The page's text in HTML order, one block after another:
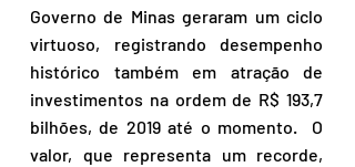
Governo de Minas geraram um ciclo
virtuoso, registrando desempenho
histórico também em atração de
investimentos na ordem de R$ 193,7
bilhões, de 2019 até o momento.  O
valor, que representa um recorde,